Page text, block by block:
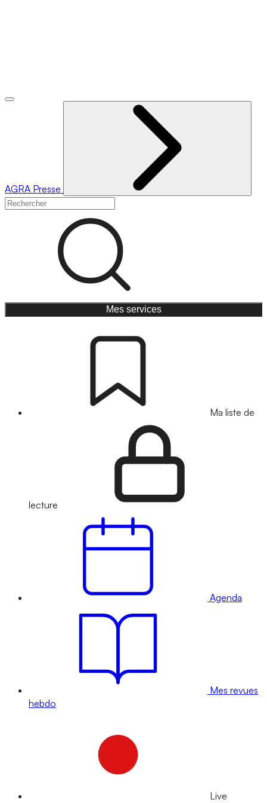
AGRA Presse
Mes services
Ma liste de
lecture
Agenda
Mes revues
hebdo
Live